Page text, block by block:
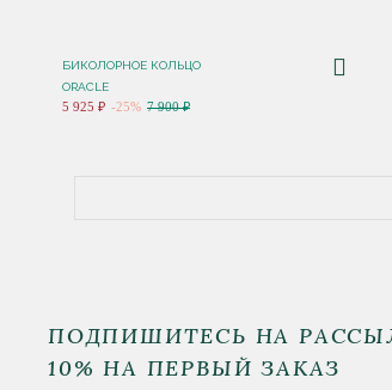
БИКОЛОРНОЕ КОЛЬЦО
ORACLE
5 925 ₽ -25% 7 900 ₽
ПОДПИШИТЕСЬ НА
10% НА ПЕРВЫЙ ЗАКАЗ